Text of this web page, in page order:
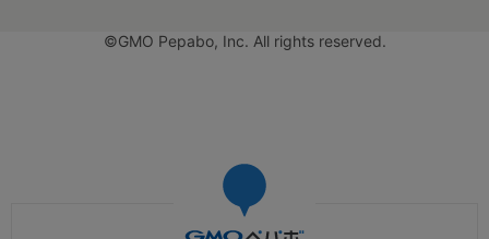
©GMO Pepabo, Inc. All rights reserved.